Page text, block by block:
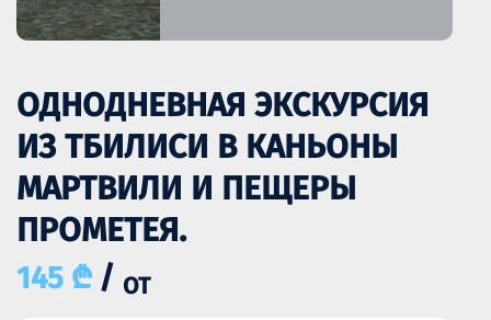
ОДНОДНЕВНАЯ ЭКСКУРСИЯ
ИЗ ТБИЛИСИ В КАНЬОНЫ
МАРТВИЛИ И ПЕЩЕРЫ
ПРОМЕТЕЯ.
145 ₾ / ОТ